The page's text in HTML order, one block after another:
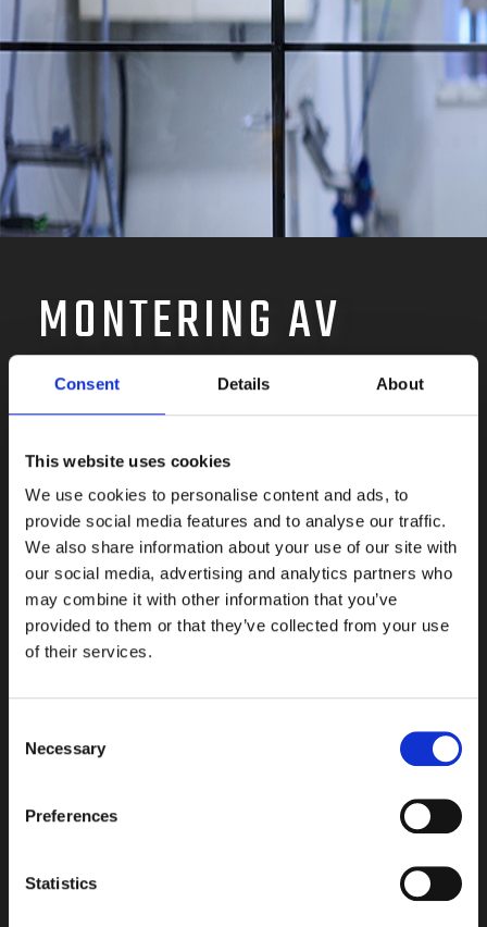
Consent Details About
This website uses cookies
We use cookies to personalise content and ads, to
provide social media features and to analyse our traffic.
We also share information about your use of our site with
our social media, advertising and analytics partners who
may combine it with other information that you’ve
provided to them or that they’ve collected from your use
of their services.
Selection
Necessary
Preferences
Statistics
MONTERING AV
METALLKOMPONENT
ER FÖR INDUSTRI &
VERKSTAD
På MCM förstår vi vikten av noggrann montering
för att säkerställa den slutgiltiga produktens
kvalitet och funktion. Därför är vi stolta över att
kunna erbjuda kostnadseffektiva och pålitliga
In-house montering – genom att utföra arbetet
Anpassad service – vi erbjuder